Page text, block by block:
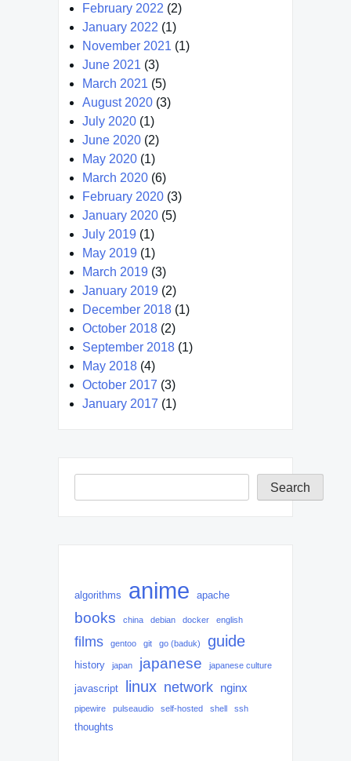
February 2022 (2)
January 2022 (1)
November 2021 (1)
June 2021 (3)
March 2021 (5)
August 2020 (3)
July 2020 (1)
June 2020 (2)
May 2020 (1)
March 2020 (6)
February 2020 (3)
January 2020 (5)
July 2019 (1)
May 2019 (1)
March 2019 (3)
January 2019 (2)
December 2018 (1)
October 2018 (2)
September 2018 (1)
May 2018 (4)
October 2017 (3)
January 2017 (1)
Search
algorithms anime apache
books china debian docker english
films gentoo git go (baduk) guide
history japan japanese japanese culture
javascript linux network nginx
pipewire pulseaudio self-hosted shell ssh
thoughts